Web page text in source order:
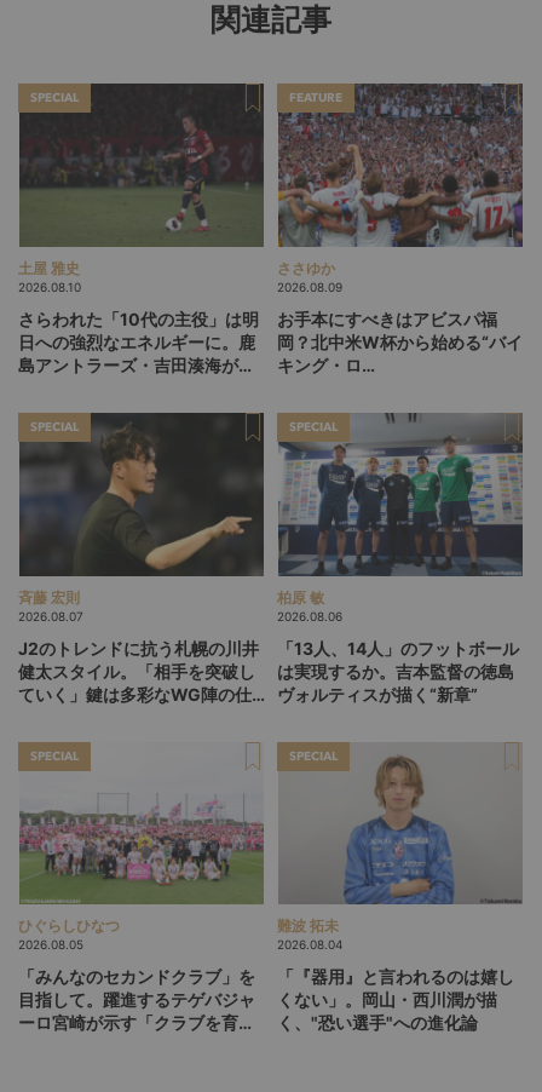
関連記事
SPECIAL
土屋 雅史
2026.08.10
さらわれた「10代の主役」は明
日への強烈なエネルギーに。鹿
島アントラーズ・吉田湊海が足
トステージ」
FEATURE
ささゆか
2026.08.09
お手本にすべきはアビスパ福
岡？北中米W杯から始める“バイ
キング・ロ
探す旅
SPECIAL
斉藤 宏則
2026.08.07
J2のトレンドに抗う札幌の川井
健太スタイル。「相手を突破し
ていく」鍵は多彩なWG陣の仕
SPECIAL
柏原 敏
2026.08.06
「13人、14人」のフットボール
は実現するか。吉本監督の徳島
ヴォルティスが描く“新章”
SPECIAL
ひぐらしひなつ
2026.08.05
「みんなのセカンドクラブ」を
目指して。躍進するテゲバジャ
ーロ宮崎が示す「クラブを育て
SPECIAL
難波 拓未
2026.08.04
「『器用』と言われるのは嬉し
くない」。岡山・西川潤が描
く、"恐い選手"への進化論